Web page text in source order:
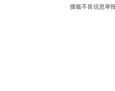
搜狐不良信息举